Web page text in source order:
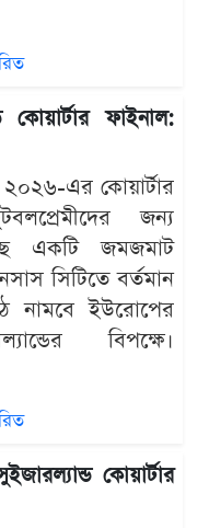
কোয়ার্টার ফাইনাল:
২০২৬-এর কোয়ার্টার
জন্য
একটি জমজমাট
সিটিতে বর্তমান
নামবে ইউরোপের
বিপক্ষে।
কোয়ার্টার